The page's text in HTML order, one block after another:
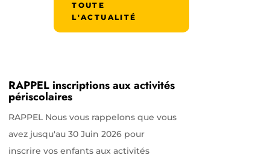
TOUTE
L'ACTUALITÉ
RAPPEL inscriptions aux activités
périscolaires
RAPPEL Nous vous rappelons que vous
avez jusqu'au 30 Juin 2026 pour
inscrire vos enfants aux activités